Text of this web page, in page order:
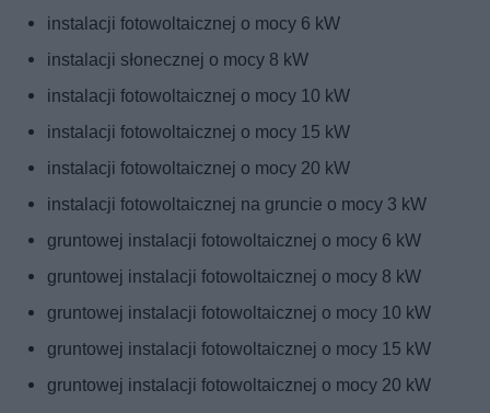
instalacji fotowoltaicznej o mocy 6 kW
instalacji słonecznej o mocy 8 kW
instalacji fotowoltaicznej o mocy 10 kW
instalacji fotowoltaicznej o mocy 15 kW
instalacji fotowoltaicznej o mocy 20 kW
instalacji fotowoltaicznej na gruncie o mocy 3 kW
gruntowej instalacji fotowoltaicznej o mocy 6 kW
gruntowej instalacji fotowoltaicznej o mocy 8 kW
gruntowej instalacji fotowoltaicznej o mocy 10 kW
gruntowej instalacji fotowoltaicznej o mocy 15 kW
gruntowej instalacji fotowoltaicznej o mocy 20 kW